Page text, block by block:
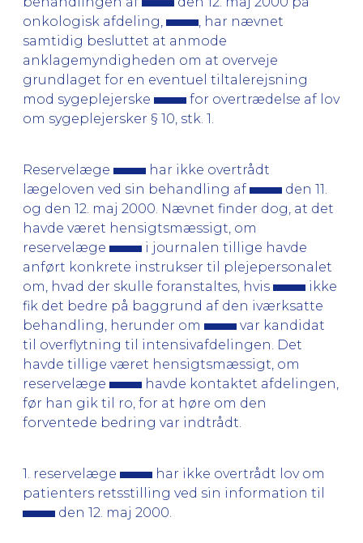
onkologisk afdeling,
, har nævnet
samtidig besluttet at anmode
anklagemyndigheden om at overveje
grundlaget for en eventuel tiltalerejsning
mod sygeplejerske
for overtrædelse af lov
om sygeplejersker § 10, stk. 1.
Reservelæge
har ikke overtrådt
lægeloven ved sin behandling af
den 11.
og den 12. maj 2000. Nævnet finder dog, at det
havde været hensigtsmæssigt, om
reservelæge
i journalen tillige havde
anført konkrete instrukser til plejepersonalet
om, hvad der skulle foranstaltes, hvis
ikke
fik det bedre på baggrund af den iværksatte
behandling, herunder om
var kandidat
til overflytning til intensivafdelingen. Det
havde tillige været hensigtsmæssigt, om
reservelæge
havde kontaktet afdelingen,
før han gik til ro, for at høre om den
forventede bedring var indtrådt.
1. reservelæge
har ikke overtrådt lov om
patienters retsstilling ved sin information til
den 12. maj 2000.